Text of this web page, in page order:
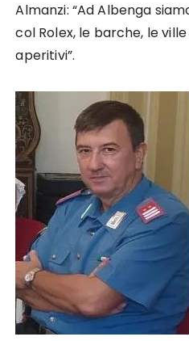
Almanzi: “Ad Albenga
col Rolex, le barche, le
aperitivi”.